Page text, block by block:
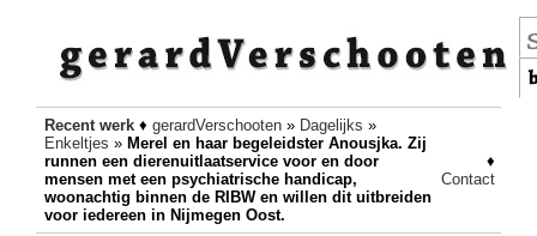
Recent werk♦ gerardVerschooten» Dagelijks »
Enkeltjes » Merel en haar begeleidster Anousjka. Zij
runnen een dierenuitlaatservice voor en door
mensen met een psychiatrische handicap,
woonachtig binnen de RIBW en willen dit uitbreiden
voor iedereen in Nijmegen Oost.
♦
Contact